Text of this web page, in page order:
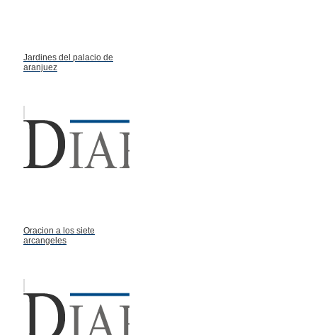
Jardines del palacio de
aranjuez
Oracion a los siete
arcangeles